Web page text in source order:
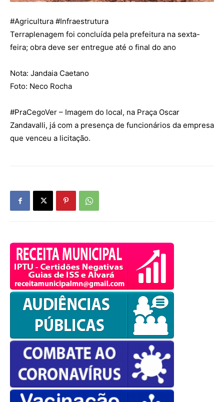
#Agricultura #Infraestrutura
Terraplenagem foi concluída pela prefeitura na sexta-
feira; obra deve ser entregue até o final do ano
Nota: Jandaia Caetano
Foto: Neco Rocha
#PraCegoVer – Imagem do local, na Praça Oscar
Zandavalli, já com a presença de funcionários da empresa
que venceu a licitação.